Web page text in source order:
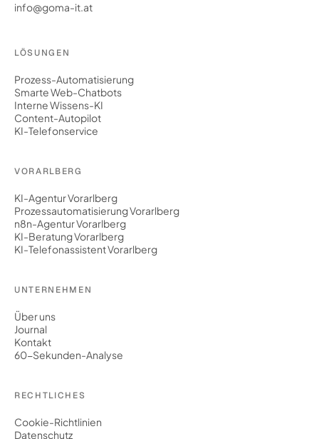
info@goma-it.at
LÖSUNGEN
Prozess-Automatisierung
Smarte Web-Chatbots
Interne Wissens-KI
Content-Autopilot
KI-Telefonservice
VORARLBERG
KI-Agentur Vorarlberg
Prozessautomatisierung Vorarlberg
n8n-Agentur Vorarlberg
KI-Beratung Vorarlberg
KI-Telefonassistent Vorarlberg
UNTERNEHMEN
Über uns
Journal
Kontakt
60-Sekunden-Analyse
RECHTLICHES
Cookie-Richtlinien
Datenschutz